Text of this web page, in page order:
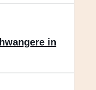
in